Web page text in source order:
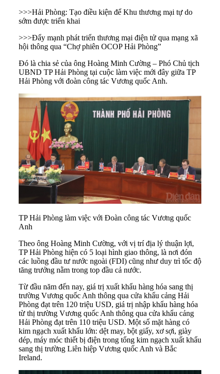
>>>Hải Phòng: Tạo điều kiện để Khu thương mại tự do
sớm được triển khai
>>>Đẩy mạnh phát triển thương mại điện tử qua mạng xã
hội thông qua “Chợ phiên OCOP Hải Phòng”
Đó là chia sẻ của ông Hoàng Minh Cường – Phó Chủ tịch
UBND TPHải Phòng tại cuộc làm việc mới đây giữa TP
Hải Phòng với đoàn công tác Vương quốc Anh.
TP Hải Phòng làm việc với Đoàn công tác Vương quốc
Anh
Theo ông Hoàng Minh Cường, với vị trí địa lý thuận lợi,
TP Hải Phòng hiện có 5 loại hình giao thông, là nơi đón
các luồng đầu tư nước ngoài (FDI) cũng như duy trì tốc độ
tăng trưởng nằm trong top đầu cả nước.
Từ đầu năm đến nay, giá trị xuất khẩu hàng hóa sang thị
trường Vương quốc Anh thông qua cửa khẩu cảng Hải
Phòng đạt trên 120 triệu USD, giá trị nhập khẩu hàng hóa
từ thị trường Vương quốc Anh thông qua cửa khẩu cảng
Hải Phòng đạt trên 110 triệu USD. Một số mặt hàng có
kim ngạch xuất khẩu lớn: dệt may, bột giấy, xơ sợi, giày
dép, máy móc thiết bị điện trong tổng kim ngạch xuất khẩu
sang thị trường Liên hiệp Vương quốc Anh và Bắc
Ireland.